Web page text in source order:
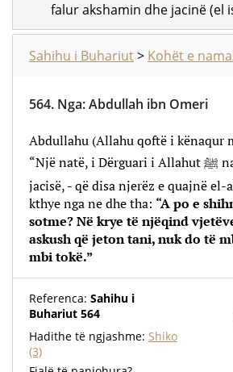
falur akshamin dhe jacinë (el
Sahihu i Buhariut> Kohët e
564. Nga:Abdullah ibn Omeri
Abdullahu (Allahu qoftë i kënaqur
“Një natë, i Dërguari i Allahut ﷺ na e fali namazin e
jacisë, - që disa njerëz e quajnë el-
kthye nga ne dhe tha: “A po e
sotme? Në krye të njëqind
askush që jeton tani, nuk do të
mbi tokë.”
Referenca: Sahihu i
Buhariut 564
Hadithe të ngjashme: Shiko
(3)